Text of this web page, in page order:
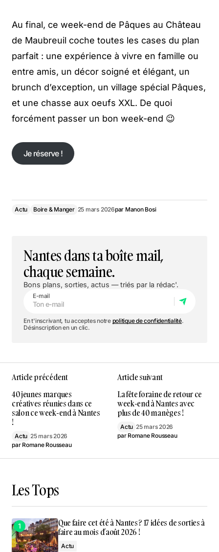
Au final, ce week-end de Pâques au Château
de Maubreuil coche toutes les cases du plan
parfait : une expérience à vivre en famille ou
entre amis, un décor soigné et élégant, un
brunch d’exception, un village spécial Pâques,
et une chasse aux oeufs XXL. De quoi
forcément passer un bon week-end 😉
Je réserve !
Je réserve !
Actu Boire & Manger 25 mars 2026par Manon Bosi
Nantes dans ta boîte mail,
chaque semaine.
Bons plans, sorties, actus — triés par la rédac'.
E-mail
En t'inscrivant, tu acceptes notre politique de confidentialité.
Désinscription en un clic.
Article précédent
40 jeunes marques
créatives réunies dans ce
salon ce week-end à Nantes
!
Actu 25 mars 2026
par Romane Rousseau
Article suivant
La fête foraine de retour ce
week-end à Nantes avec
plus de 40 manèges !
Actu 25 mars 2026
par Romane Rousseau
Les Tops
Que faire cet été à Nantes ? 17 idées de sorties à
faire au mois d’août 2026 !
Actu